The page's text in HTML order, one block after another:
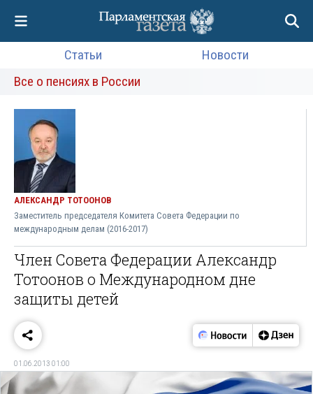
Статьи
Новости
Все о пенсиях в России
АЛЕКСАНДР ТОТООНОВ
Заместитель председателя Комитета Совета Федерации по
международным делам (2016-2017)
Член Совета Федерации Александр
Тотоонов о Международном дне
защиты детей
01.06.2013 01:00